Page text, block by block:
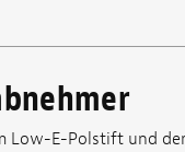
Low-E-Polstift und